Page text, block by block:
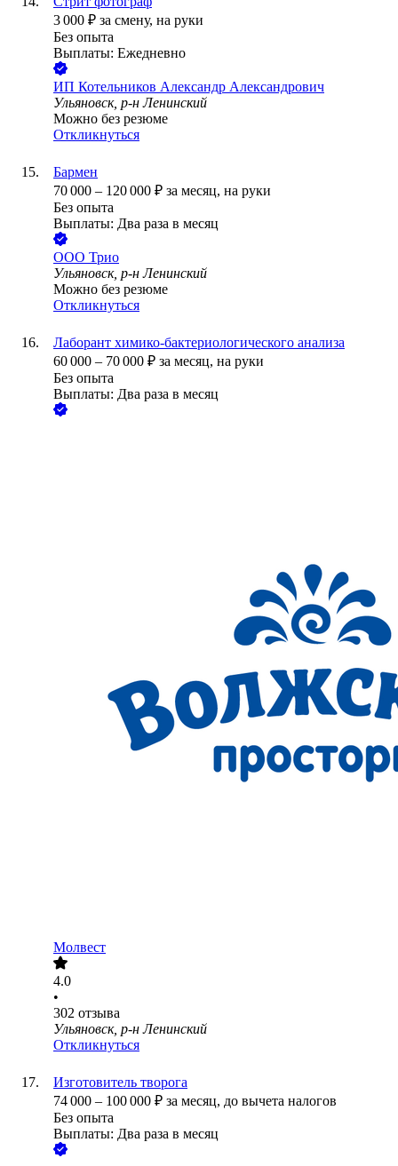
3 000 ₽ за смену, на руки
Без опыта
Выплаты: Ежедневно
ИП Котельников Александр Александрович
Ульяновск, р-н Ленинский
Можно без резюме
Откликнуться
Бармен
70 000 – 120 000 ₽ за месяц, на руки
Без опыта
Выплаты: Два раза в месяц
ООО Трио
Ульяновск, р-н Ленинский
Можно без резюме
Откликнуться
Лаборант химико-бактериологического анализа
60 000 – 70 000 ₽ за месяц, на руки
Без опыта
Выплаты: Два раза в месяц
Молвест
4.0
•
302 отзыва
Ульяновск, р-н Ленинский
Откликнуться
Изготовитель творога
74 000 – 100 000 ₽ за месяц, до вычета налогов
Без опыта
Выплаты: Два раза в месяц